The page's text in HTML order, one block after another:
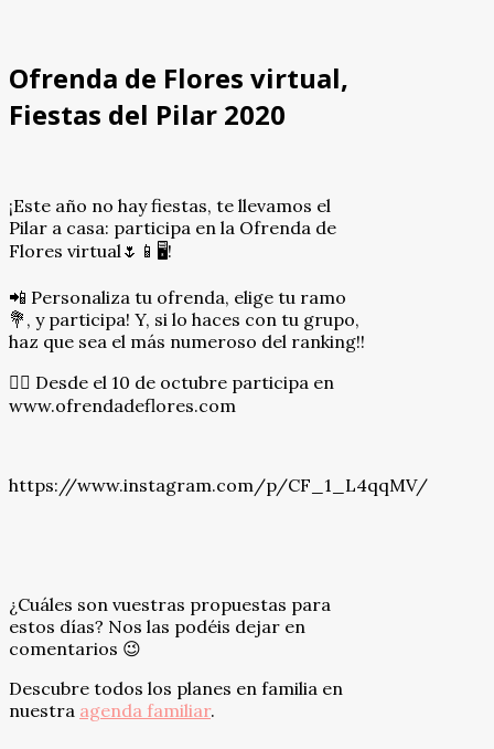
Ofrenda de Flores virtual,
Fiestas del Pilar 2020
¡Este año no hay fiestas, te llevamos el
Pilar a casa: participa en la Ofrenda de
Flores virtual🌷📱🖥!
📲 Personaliza tu ofrenda, elige tu ramo
💐, y participa! Y, si lo haces con tu grupo,
haz que sea el más numeroso del ranking!!
👉🏻 Desde el 10 de octubre participa en
www.ofrendadeflores.com
https://www.instagram.com/p/CF_1_L4qqMV/
¿Cuáles son vuestras propuestas para
estos días? Nos las podéis dejar en
comentarios 😉
Descubre todos los planes en familia en
nuestra agenda familiar.